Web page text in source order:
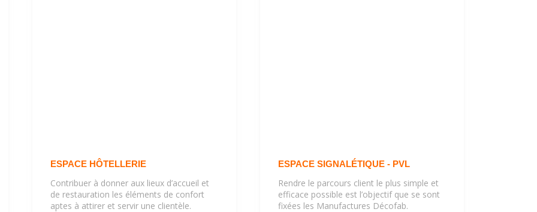
ESPACE HÔTELLERIE
Contribuer à donner aux lieux d’accueil et
de restauration les éléments de confort
aptes à attirer et servir une clientèle.
ESPACE SIGNALÉTIQUE - PVL
Rendre le parcours client le plus simple et
efficace possible est l’objectif que se sont
fixées les Manufactures Décofab.